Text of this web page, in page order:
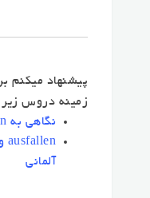
پیشنهاد میکنم
زمینه دروس زیر
نگاهی به stattdessen در آلمانی
آلمانی